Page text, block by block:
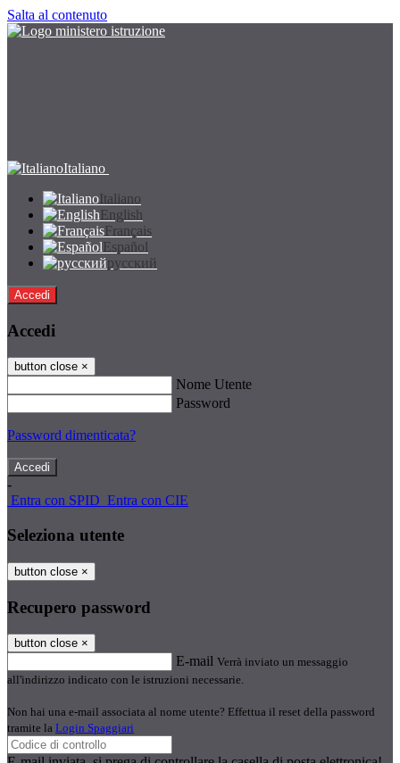
Salta al contenuto
Italiano
Italiano
English
Français
Español
русский
Accedi
Accedi
button close ×
Nome Utente
Password
Password dimenticata?
-
Entra con SPID Entra con CIE
Seleziona utente
button close ×
Recupero password
button close ×
E-mail Verrà inviato un messaggio
all'indirizzo indicato con le istruzioni necessarie.
Non hai una e-mail associata al nome utente? Effettua il reset della password
tramite la Login Spaggiari